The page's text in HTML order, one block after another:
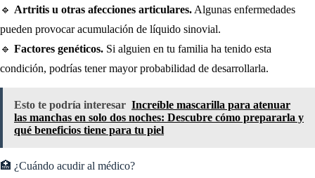
🔹 Artritis u otras afecciones articulares. Algunas enfermedades
pueden provocar acumulación de líquido sinovial.
🔹 Factores genéticos. Si alguien en tu familia ha tenido esta
condición, podrías tener mayor probabilidad de desarrollarla.
Esto te podría interesar Increíble mascarilla para atenuar
las manchas en solo dos noches: Descubre cómo prepararla y
qué beneficios tiene para tu piel
🏥 ¿Cuándo acudir al médico?